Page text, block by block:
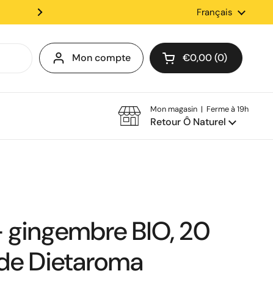
✨Retrait en magasin
Langue
Français
Mon compte Ouvrir le panier
€0,00 0
Mon magasin | Ferme à 19h
Retour Ô Naturel
BIO, 20
Dietaroma